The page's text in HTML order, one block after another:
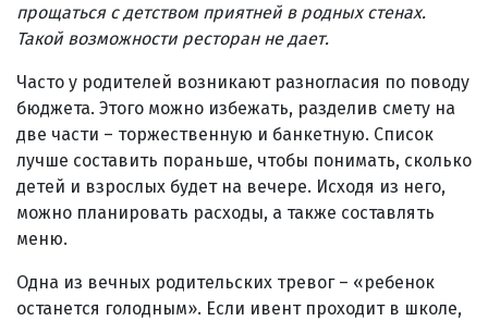
прощаться с детством приятней в родных стенах.
Такой возможности ресторан не дает.
Часто у родителей возникают разногласия по поводу
бюджета. Этого можно избежать, разделив смету на
две части – торжественную и банкетную. Список
лучше составить пораньше, чтобы понимать, сколько
детей и взрослых будет на вечере. Исходя из него,
можно планировать расходы, а также составлять
меню.
Одна из вечных родительских тревог – «ребенок
останется голодным». Если ивент проходит в школе,